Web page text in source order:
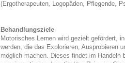
(Ergotherapeuten, Logopäden, Pflegende,
Behandlungsziele
Motorisches Lernen wird gezielt gefördert,
werden, die das Explorieren, Ausprobieren
möglich machen. Dieses findet im Handeln